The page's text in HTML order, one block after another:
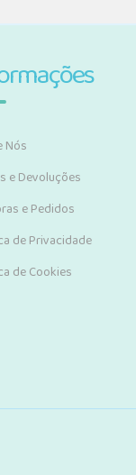
Nós
e Devoluções
e Pedidos
de Privacidade
de Cookies